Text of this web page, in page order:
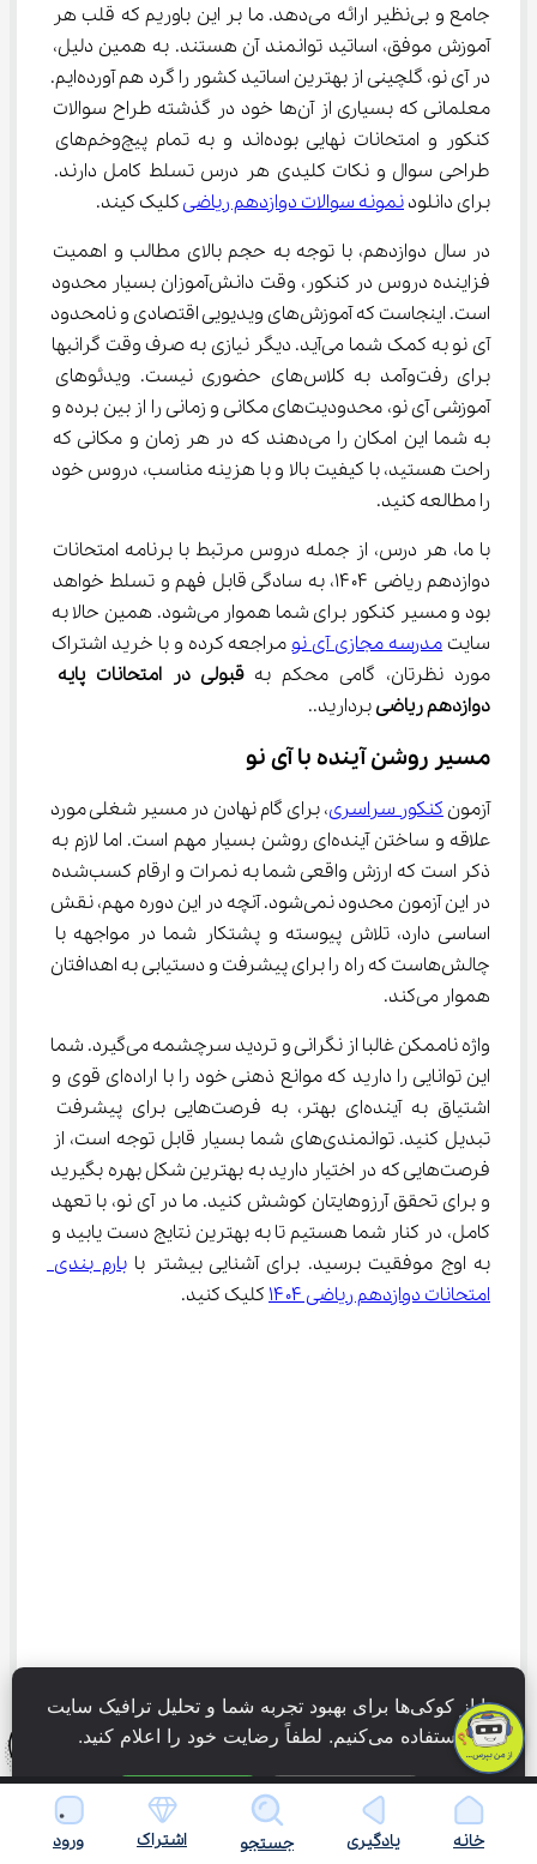
جامع و بی‌نظیر ارائه می‌دهد. ما بر این باوریم که قلب هر
آموزش موفق، اساتید توانمند آن هستند. به همین دلیل،
در آی نو، گلچینی از بهترین اساتید کشور را گرد هم آورده‌ایم.
معلمانی که بسیاری از آن‌ها خود در گذشته طراح سوالات
کنکور و امتحانات نهایی بوده‌اند و به تمام پیچ‌وخم‌های
طراحی سوال و نکات کلیدی هر درس تسلط کامل دارند.
برای دانلود نمونه سوالات دوازدهم ریاضی کلیک کیند.
در سال دوازدهم، با توجه به حجم بالای مطالب و اهمیت
فزاینده دروس در کنکور، وقت دانش‌آموزان بسیار محدود
است. اینجاست که آموزش‌های ویدیویی اقتصادی و نامحدود
آی نو به کمک شما می‌آید. دیگر نیازی به صرف وقت گرانبها
برای رفت‌وآمد به کلاس‌های حضوری نیست. ویدئوهای
آموزشی آی نو، محدودیت‌های مکانی و زمانی را از بین برده و
به شما این امکان را می‌دهند که در هر زمان و مکانی که
راحت هستید، با کیفیت بالا و با هزینه مناسب، دروس خود
را مطالعه کنید.
با ما، هر درس، از جمله دروس مرتبط با برنامه امتحانات
دوازدهم ریاضی ۱۴۰۴، به سادگی قابل فهم و تسلط خواهد
بود و مسیر کنکور برای شما هموار می‌شود. همین حالا به
سایت مدرسه مجازی آی نو مراجعه کرده و با خرید اشتراک
مورد نظرتان، گامی محکم به قبولی در امتحانات پایه
دوازدهم ریاضی بردارید..
مسیر روشن آینده با آی نو
آزمون کنکور سراسری، برای گام نهادن در مسیر شغلی مورد
علاقه و ساختن آینده‌ای روشن بسیار مهم است. اما لازم به
ذکر است که ارزش واقعی شما به نمرات و ارقام کسب‌شده
در این آزمون محدود نمی‌شود. آنچه در این دوره مهم، نقش
اساسی دارد، تلاش پیوسته و پشتکار شما در مواجهه با
چالش‌هاست که راه را برای پیشرفت و دستیابی به اهدافتان
هموار می‌کند.
واژه ناممکن غالبا از نگرانی و تردید سرچشمه می‌گیرد. شما
این توانایی را دارید که موانع ذهنی خود را با اراده‌ای قوی و
اشتیاق به آینده‌ای بهتر، به فرصت‌هایی برای پیشرفت
تبدیل کنید. توانمندی‌های شما بسیار قابل توجه است، از
فرصت‌هایی که در اختیار دارید به بهترین شکل بهره بگیرید
و برای تحقق آرزوهایتان کوشش کنید. ما در آی نو، با تعهد
کامل، در کنار شما هستیم تا به بهترین نتایج دست یابید و
به اوج موفقیت برسید. برای آشنایی بیشتر با بارم بندی
امتحانات دوازدهم ریاضی ۱۴۰۴
کلیک کنید.
سوالات متداول
خانه یادگیری جستجو اشتراک ورود
ما از کوکی‌ها برای بهبود تجربه شما و تحلیل ترافیک سایت
استفاده می‌کنیم. لطفاً رضایت خود را اعلام کنید.
فقط ضروری پذیرش همه